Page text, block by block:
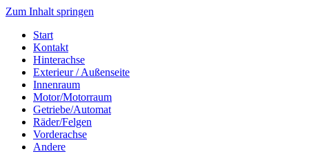
Zum Inhalt springen
Start
Kontakt
Hinterachse
Exterieur / Außenseite
Innenraum
Motor/Motorraum
Getriebe/Automat
Räder/Felgen
Vorderachse
Andere